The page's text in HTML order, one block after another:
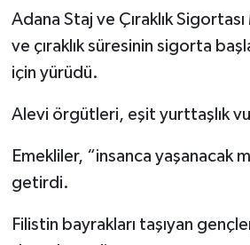
Adana Staj ve Çıraklık
ve çıraklık süresinin sigorta
için yürüdü.
Alevi örgütleri, eşit yurttaşlık
Emekliler, “insanca yaşanacak
getirdi.
Filistin bayrakları taşıyan